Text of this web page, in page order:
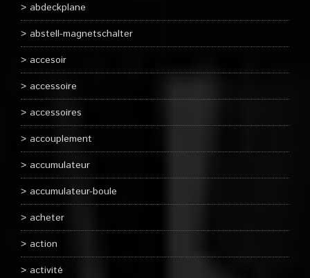
abdeckplane
abstell-magnetschalter
accesoir
accessoire
accessoires
accouplement
accumulateur
accumulateur-boule
acheter
action
activité